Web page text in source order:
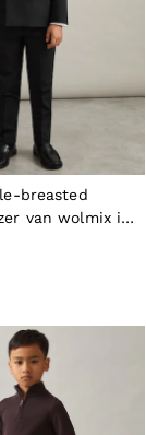
breasted
van wolmix in